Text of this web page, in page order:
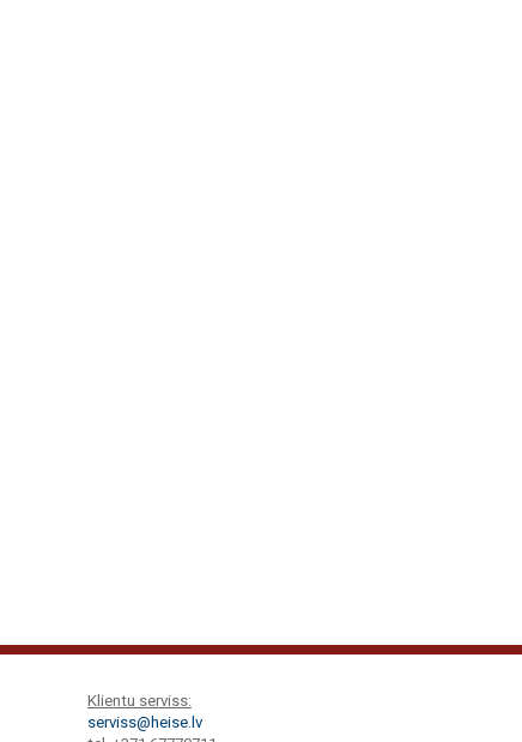
Klientu serviss:
serviss@heise.lv